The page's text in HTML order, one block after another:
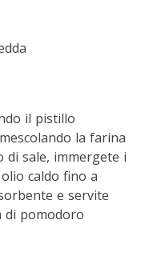
il pistillo
la farina
di sale, immergete i
caldo fino a
e servite
di pomodoro